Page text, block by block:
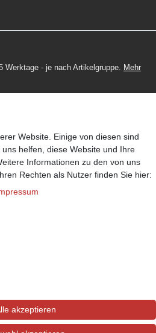
Werktage - je nach Artikelgruppe. Mehr
im Einzelfall bestimmte
Mehr Informationen
Alle Rechte vorbehalten. | Grundpreise
Website. Einige von diesen sind
helfen, diese Website und Ihre
Informationen zu den von uns
Rechten als Nutzer finden Sie hier:
akzeptieren